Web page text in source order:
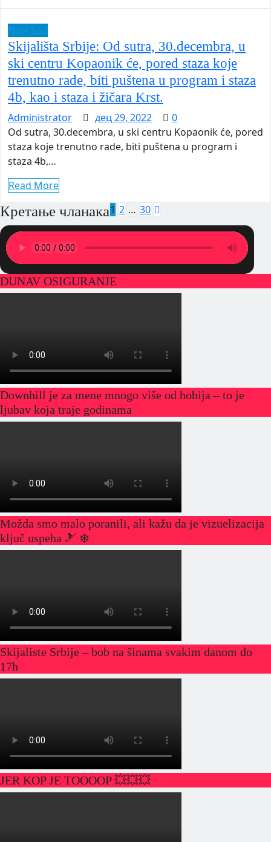
Skijališta Srbije: Od sutra, 30.decembra, u
ski centru Kopaonik će, pored staza koje
trenutno rade, biti puštena u program i staza
4b, kao i staza i žičara Krst.
Administrator дец 29, 2022
0
Od sutra, 30.decembra, u ski centru Kopaonik će, pored
staza koje trenutno rade, biti puštena u program i
staza 4b,…
Read More
Кретање чланака1 2 … 30
DUNAV OSIGURANJE
Downhill je za mene mnogo više od hobija – to je
ljubav koja traje godinama
Možda smo malo poranili, ali kažu da je vizuelizacija
ključ uspeha 🎿 ❄️
Skijaliste Srbije – bob na šinama svakim danom do
17h
JER KOP JE TOOOOP 💥💥💥